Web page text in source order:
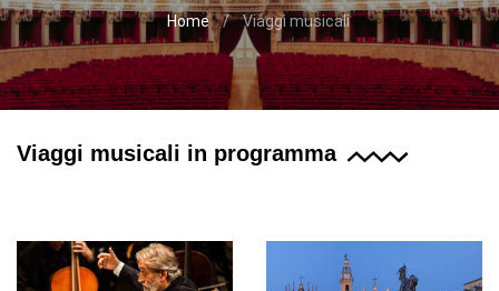
Home Viaggi musicali
Viaggi musicali in programma